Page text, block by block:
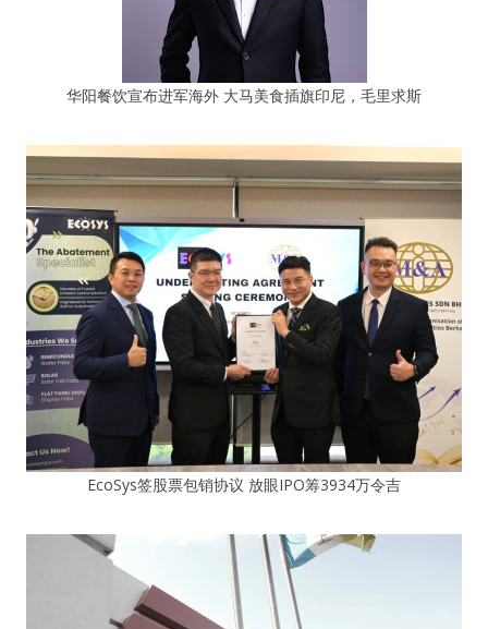
华阳餐饮宣布进军海外 大马美食插旗印尼，毛里求斯
EcoSys签股票包销协议 放眼IPO筹3934万令吉